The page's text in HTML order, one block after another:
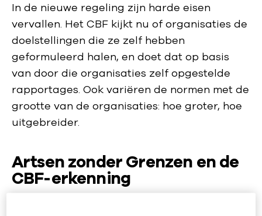
In de nieuwe regeling zijn harde eisen
vervallen. Het CBF kijkt nu of organisaties de
doelstellingen die ze zelf hebben
geformuleerd halen, en doet dat op basis
van door die organisaties zelf opgestelde
rapportages. Ook variëren de normen met de
grootte van de organisaties: hoe groter, hoe
uitgebreider.
Artsen zonder Grenzen en de
CBF-erkenning